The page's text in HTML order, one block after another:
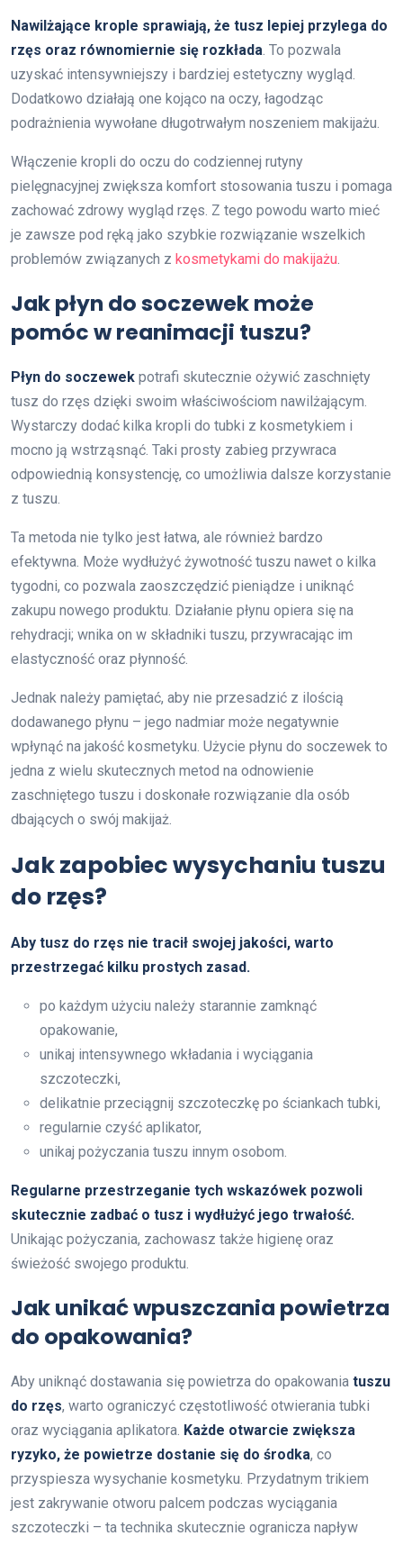
Nawilżające krople sprawiają, że tusz lepiej przylega do
rzęs oraz równomiernie się rozkłada. To pozwala
uzyskać intensywniejszy i bardziej estetyczny wygląd.
Dodatkowo działają one kojąco na oczy, łagodząc
podrażnienia wywołane długotrwałym noszeniem makijażu.
Włączenie kropli do oczu do codziennej rutyny
pielęgnacyjnej zwiększa komfort stosowania tuszu i pomaga
zachować zdrowy wygląd rzęs. Z tego powodu warto mieć
je zawsze pod ręką jako szybkie rozwiązanie wszelkich
problemów związanych z kosmetykami do makijażu.
Jak płyn do soczewek może
pomóc w reanimacji tuszu?
Płyn do soczewek potrafi skutecznie ożywić zaschnięty
tusz do rzęs dzięki swoim właściwościom nawilżającym.
Wystarczy dodać kilka kropli do tubki z kosmetykiem i
mocno ją wstrząsnąć. Taki prosty zabieg przywraca
odpowiednią konsystencję, co umożliwia dalsze korzystanie
z tuszu.
Ta metoda nie tylko jest łatwa, ale również bardzo
efektywna. Może wydłużyć żywotność tuszu nawet o kilka
tygodni, co pozwala zaoszczędzić pieniądze i uniknąć
zakupu nowego produktu. Działanie płynu opiera się na
rehydracji; wnika on w składniki tuszu, przywracając im
elastyczność oraz płynność.
Jednak należy pamiętać, aby nie przesadzić z ilością
dodawanego płynu – jego nadmiar może negatywnie
wpłynąć na jakość kosmetyku. Użycie płynu do soczewek to
jedna z wielu skutecznych metod na odnowienie
zaschniętego tuszu i doskonałe rozwiązanie dla osób
dbających o swój makijaż.
Jak zapobiec wysychaniu tuszu
do rzęs?
Aby tusz do rzęs nie tracił swojej jakości, warto
przestrzegać kilku prostych zasad.
po każdym użyciu należy starannie zamknąć
opakowanie,
unikaj intensywnego wkładania i wyciągania
szczoteczki,
delikatnie przeciągnij szczoteczkę po ściankach tubki,
regularnie czyść aplikator,
unikaj pożyczania tuszu innym osobom.
Regularne przestrzeganie tych wskazówek pozwoli
skutecznie zadbać o tusz i wydłużyć jego trwałość.
Unikając pożyczania, zachowasz także higienę oraz
świeżość swojego produktu.
Jak unikać wpuszczania powietrza
do opakowania?
Aby uniknąć dostawania się powietrza do opakowania tuszu
do rzęs, warto ograniczyć częstotliwość otwierania tubki
oraz wyciągania aplikatora. Każde otwarcie zwiększa
ryzyko, że powietrze dostanie się do środka, co
przyspiesza wysychanie kosmetyku. Przydatnym trikiem
jest zakrywanie otworu palcem podczas wyciągania
szczoteczki – ta technika skutecznie ogranicza napływ